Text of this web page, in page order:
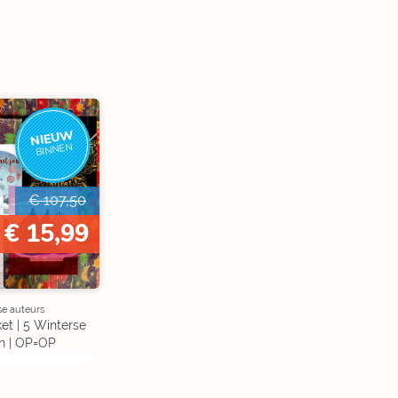
NIEUW
BINNEN
€ 107,50
€ 15,99
auteurs
| 5 Winterse
| OP=OP